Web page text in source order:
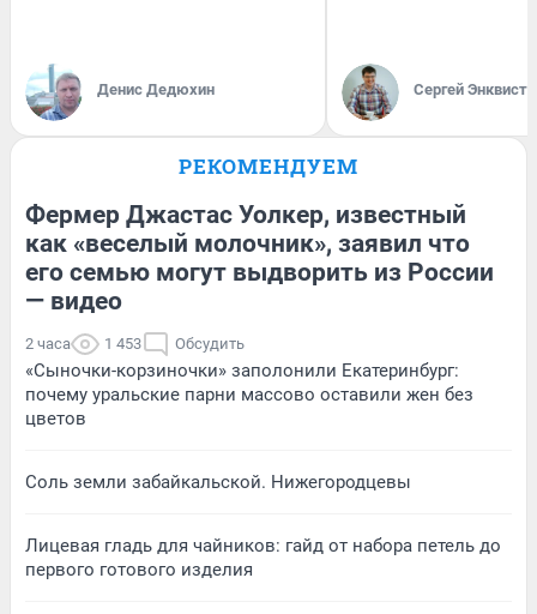
Денис Дедюхин Сергей Энквист
РЕКОМЕНДУЕМ
Фермер Джастас Уолкер, известный
как «веселый молочник», заявил что
его семью могут выдворить из России
— видео
2 часа 1 453 Обсудить
«Сыночки-корзиночки» заполонили Екатеринбург:
почему уральские парни массово оставили жен без
цветов
Соль земли забайкальской. Нижегородцевы
Лицевая гладь для чайников: гайд от набора петель до
первого готового изделия